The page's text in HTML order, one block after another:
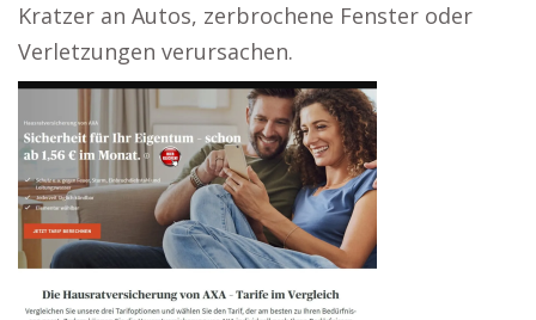
Kratzer an Autos, zerbrochene Fenster oder
Verletzungen verursachen.